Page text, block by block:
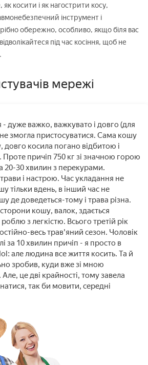
косити і як нагострити косу,
інструмент і
обережно, особливо, якщо біля вас
під час косіння, щоб не
мережі
дуже важко, важкувато і довго (для
змогла пристосуватися. Сама кошу
довго косила погано відбитою і
причіп 750 кг зі значною горою
20-30 хвилин з перекурами.
і настрою. Час укладання не
тільки вдень, в інший час не
де доведеться-тому і трава різна.
сторони кошу, валок, здається
з легкістю. Всього третій рік
весь трав'яний сезон. Чоловік
за 10 хвилин причіп - я просто в
але людина все життя косить. Та й
зробив, куди вже зі мною
це дві крайності, тому завела
так би мовити, середні